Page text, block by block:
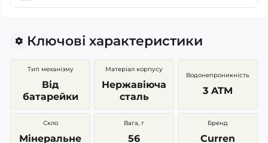
Ключові характеристики
Тип механізму
Від
батарейки
Матеріал корпусу
Нержавіюча
сталь
Водонепроникність
3 ATM
Скло
Мінеральне
Вага, г
56
Бренд
Curren